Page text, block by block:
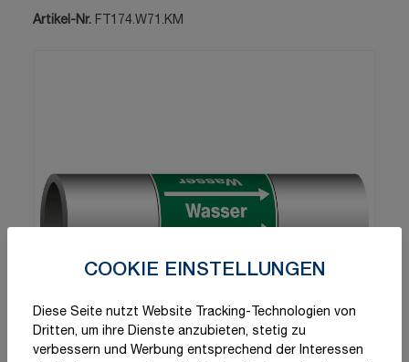
COOKIE EINSTELLUNGEN
Diese Seite nutzt Website Tracking-Technologien von
Dritten, um ihre Dienste anzubieten, stetig zu
verbessern und Werbung entsprechend der Interessen
Artikel-Nr. FT174.W71.KM